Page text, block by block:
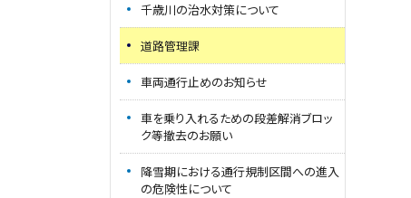
千歳川の治水対策について
道路管理課
車両通行止めのお知らせ
車を乗り入れるための段差解消ブロッ
ク等撤去のお願い
降雪期における通行規制区間への進入
の危険性について